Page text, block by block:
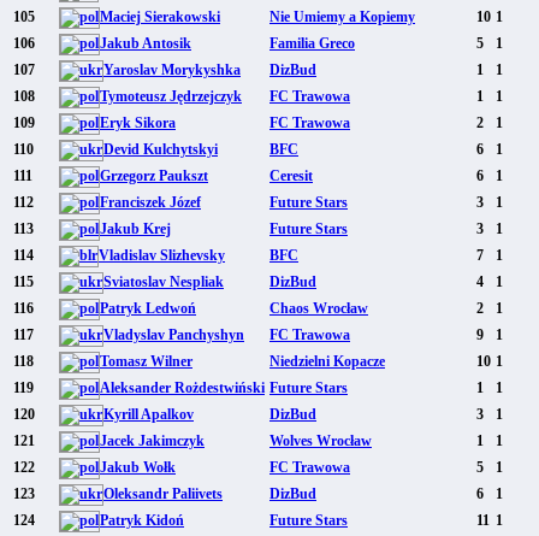
105
Maciej Sierakowski Nie Umiemy a Kopiemy 10 1
106
Jakub Antosik Familia Greco 5
1
107
Yaroslav Morykyshka DizBud 1
1
108
Tymoteusz Jędrzejczyk FC Trawowa 1
1
109
Eryk Sikora FC Trawowa 2
1
110
Devid Kulchytskyi BFC 6
1
111
Grzegorz Paukszt Ceresit 6
1
112
Franciszek Józef Future Stars 3
1
113
Jakub Krej Future Stars 3
1
114
Vladislav Slizhevsky BFC 7
1
115
Sviatoslav Nespliak DizBud 4
1
116
Patryk Ledwoń Chaos Wrocław 2
1
117
Vladyslav Panchyshyn FC Trawowa 9
1
118
Tomasz Wilner Niedzielni Kopacze 10 1
119
Aleksander Rożdestwiński Future Stars 1
1
120
Kyrill Apalkov DizBud 3
1
121
Jacek Jakimczyk Wolves Wrocław 1
1
122
Jakub Wołk FC Trawowa 5
1
123
Oleksandr Paliivets DizBud 6
1
124
Patryk Kidoń Future Stars 11 1